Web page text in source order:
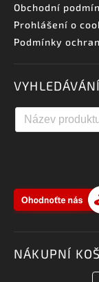
Obchodní
Prohlášení o
Podmínky
VYHLEDÁVÁNÍ
NÁKUPNÍ